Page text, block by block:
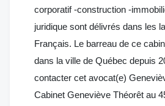
corporatif -construction -
juridique sont délivrés dans les
Français. Le barreau de ce
dans la ville de Québec depuis
contacter cet avocat(e)
Cabinet Geneviève Théorêt au